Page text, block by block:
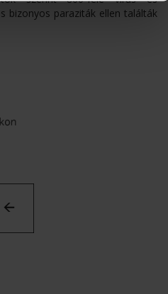
bizonyos paraziták ellen találták